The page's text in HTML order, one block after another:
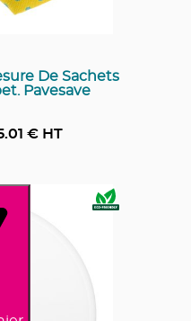
De Sachets
Pavesave
€ HT